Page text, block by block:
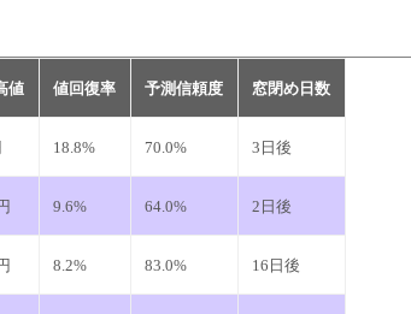
値 値回復率 予測信頼度 窓閉め日数
18.8% 70.0% 3日後
9.6% 64.0% 2日後
8.2% 83.0% 16日後